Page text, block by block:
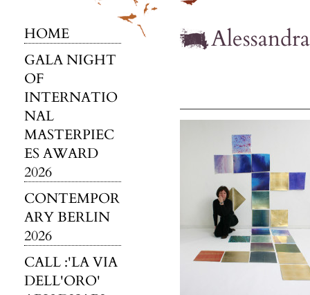
HOME
GALA NIGHT
OF
INTERNATIO
NAL
MASTERPIEC
ES AWARD
2026
CONTEMPOR
ARY BERLIN
2026
CALL :'LA VIA
DELL'ORO'